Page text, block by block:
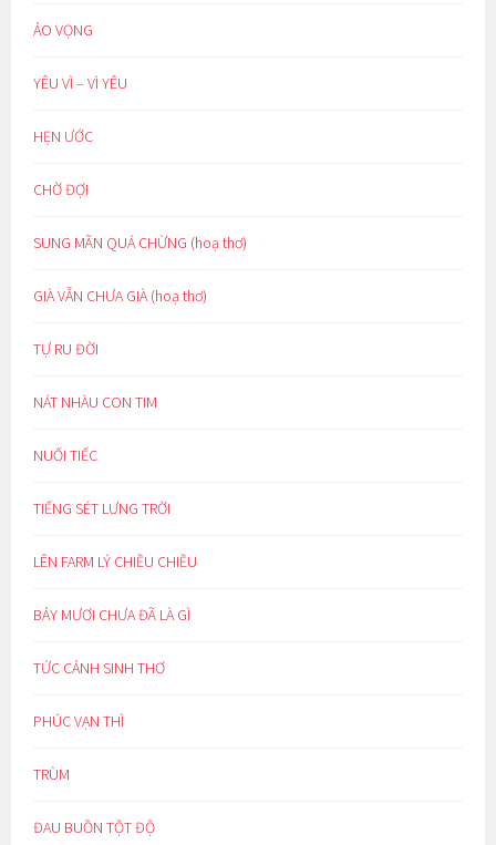
ẢO VỌNG
YÊU VÌ – VÌ YÊU
HẸN ƯỚC
CHỜ ĐỢI
SUNG MÃN QUÁ CHỪNG (hoạ thơ)
GIÀ VẪN CHƯA GIÀ (hoạ thơ)
TỰ RU ĐỜI
NÁT NHÀU CON TIM
NUỐI TIẾC
TIẾNG SÉT LƯNG TRỜI
LÊN FARM LÝ CHIỀU CHIỀU
BẢY MƯƠI CHƯA ĐÃ LÀ GÌ
TỨC CẢNH SINH THƠ
PHÚC VẠN THÌ
TRÙM
ĐAU BUỒN TỘT ĐỘ